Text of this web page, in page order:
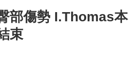
部傷勢 I.Thomas本
束